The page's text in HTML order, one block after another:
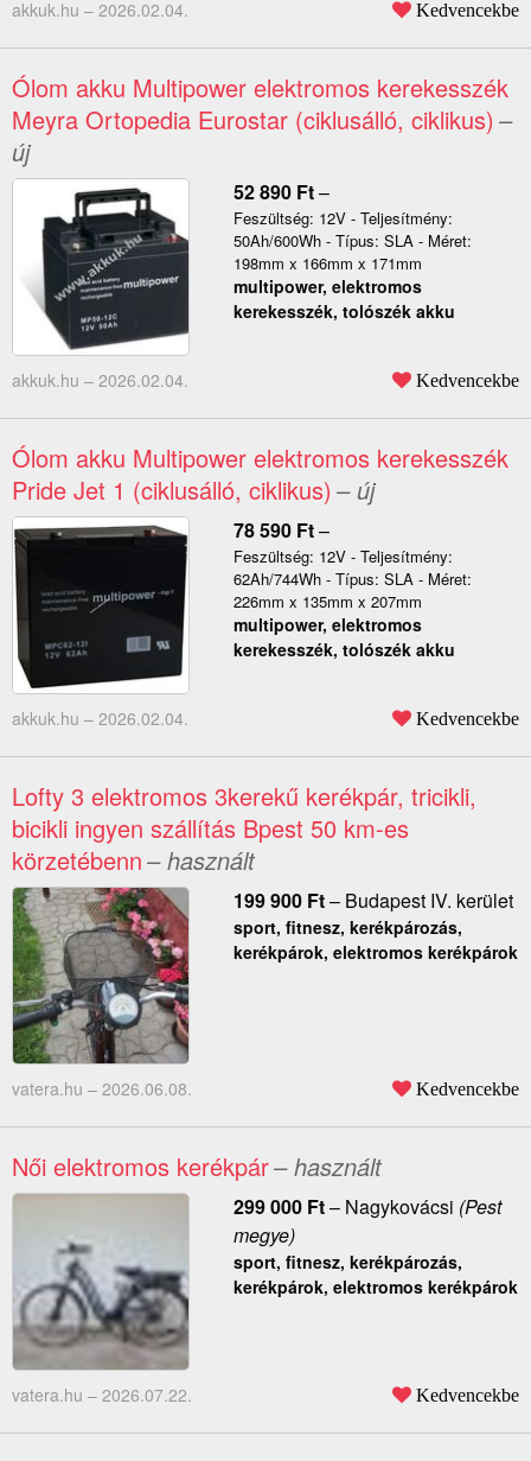
akkuk.hu – 2026.02.04. Kedvencekbe
Ólom akku Multipower elektromos kerekesszék
Meyra Ortopedia Eurostar (ciklusálló, ciklikus) –
új
52 890 Ft–
Feszültség: 12V - Teljesítmény:
50Ah/600Wh - Típus: SLA - Méret:
198mm x 166mm x 171mm
multipower, elektromos
kerekesszék, tolószék akku
akkuk.hu – 2026.02.04. Kedvencekbe
Ólom akku Multipower elektromos kerekesszék
Pride Jet 1 (ciklusálló, ciklikus) – új
78 590 Ft–
Feszültség: 12V - Teljesítmény:
62Ah/744Wh - Típus: SLA - Méret:
226mm x 135mm x 207mm
multipower, elektromos
kerekesszék, tolószék akku
akkuk.hu – 2026.02.04. Kedvencekbe
Lofty 3 elektromos 3kerekű kerékpár, tricikli,
bicikli ingyen szállítás Bpest 50 km-es
körzetébenn– használt
199 900 Ft– Budapest IV. kerület
sport, fitnesz, kerékpározás,
kerékpárok, elektromos kerékpárok
vatera.hu – 2026.06.08. Kedvencekbe
Női elektromos kerékpár– használt
299 000 Ft– Nagykovácsi (Pest
megye)
sport, fitnesz, kerékpározás,
kerékpárok, elektromos kerékpárok
vatera.hu – 2026.07.22. Kedvencekbe